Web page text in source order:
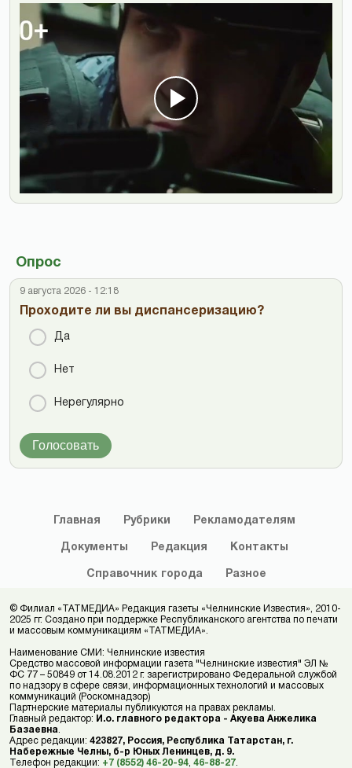
Опрос
9 августа 2026 - 12:18
Проходите ли вы диспансеризацию?
Да
Нет
Нерегулярно
Голосовать
Главная Рубрики Рекламодателям
Документы Редакция Контакты
Справочник города Разное
© Филиал «ТАТМЕДИА» Редакция газеты «Челнинские Известия», 2010-
2025 гг. Создано при поддержке Республиканского агентства по печати
и массовым коммуникациям «ТАТМЕДИА».
Наименование СМИ: Челнинские известия
Средство массовой информации газета "Челнинские известия" ЭЛ №
ФС 77 – 50849 от 14.08.2012 г. зарегистрировано Федеральной службой
по надзору в сфере связи, информационных технологий и массовых
коммуникаций (Роскомнадзор)
Партнерские материалы публикуются на правах рекламы.
Главный редактор: И.о. главного редактора - Акуева Анжелика
Базаевна
Адрес редакции: 423827, Россия, Республика Татарстан, г.
Набережные Челны, б-р Юных Ленинцев, д. 9.
Телефон редакции: +7 (8552) 46-20-94 46-88-27